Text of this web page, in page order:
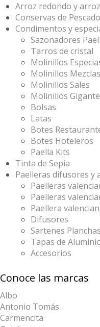
Arroz redondo y
Conservas de
Condimentos y
Sazonadores
Tarros de cristal
Molinillos
Molinillos Mezclas
Molinillos Sales
Molinillos
Bolsas
Latas
Botes
Botes Hoteleros
Paella Kits
Tinta de Sepia
Paelleras difusores y
Paelleras
Paelleras
Paellera
Difusores
Sartenes
Tapas de
Accesorios
Conoce las marcas
Albo
Antonio Tomás
Carmencita